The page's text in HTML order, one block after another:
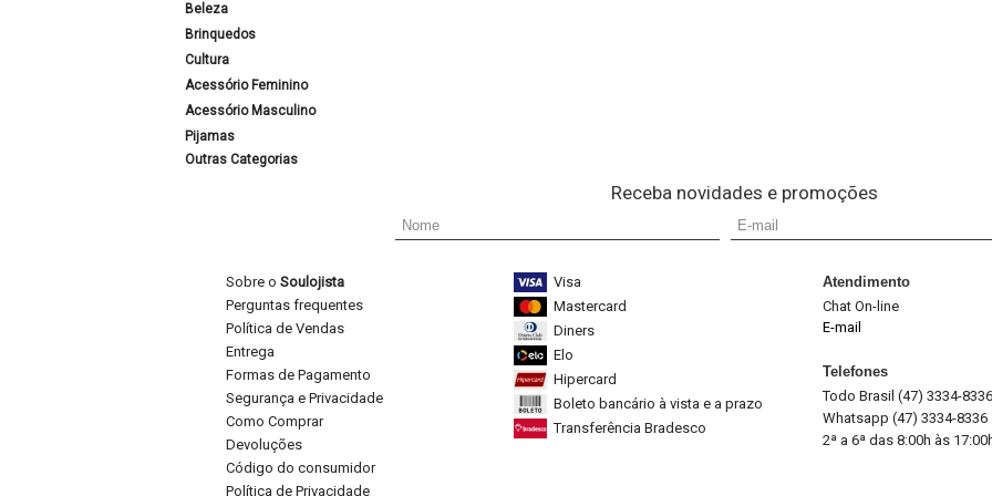
Beleza
Brinquedos
Cultura
Acessório Feminino
Acessório Masculino
Pijamas
Outras Categorias
Receba novidades e promoções
Sobre o Soulojista
Perguntas frequentes
Política de Vendas
Entrega
Formas de Pagamento
Segurança e Privacidade
Como Comprar
Devoluções
Código do consumidor
Política de Privacidade
Visa
Mastercard
Diners
Elo
Hipercard
Boleto bancário à vista e a prazo
Transferência Bradesco
Atendimento
Chat On-line
E-mail
Telefones
Todo Brasil (47) 3334-8336
Whatsapp (47) 3334-8336
2ª a 6ª das 8:00h às